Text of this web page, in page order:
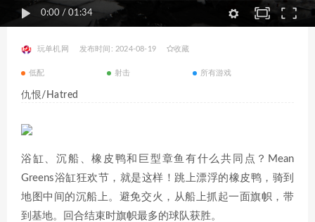
0:00 / 01:34
玩单机网 发布时间: 2024-08-19 收藏
低配 射击 所有游戏
仇恨/Hatred
浴缸、沉船、橡皮鸭和巨型章鱼有什么共同点？Mean
Greens浴缸狂欢节，就是这样！跳上漂浮的橡皮鸭，骑到
地图中间的沉船上。避免交火，从船上抓起一面旗帜，带
到基地。回合结束时旗帜最多的球队获胜。